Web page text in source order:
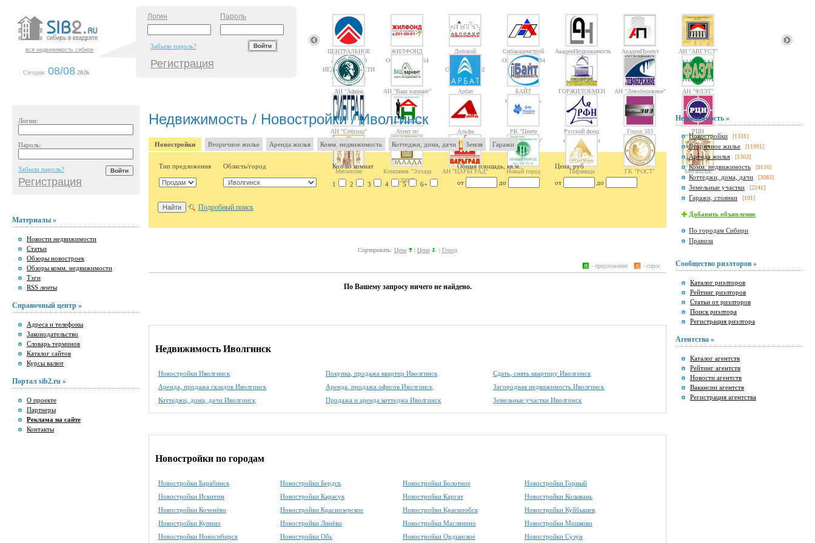
вся недвижимость сибири
Сегодня: 08/08 2026
Логин Пароль
Забыли пароль?
Регистрация
ЦЕНТРАЛЬНОЕ
АГЕНТСТВО
НЕДВИЖИМОСТИ
Объектов: 10
ЖИЛФОНД
Объектов: 14754
Деловой
Новосибирск
Объектов: 1362
Сибакадемстрой
Объектов: 10084
АкадемНедвижимость АкадемПроект АН "АВГУСТ"
АН "Афина
Паллада"
АН "Ваш вариант" Арбат
БАЙТ
недвижимость
ГОРЖИЛОБМЕН АН "Левобережное" АН "ФЛЭТ"
АН "Сибград"
Агент по
Недвижимости
Альфа
РК "Центр
недвижимости"
Русский фонд
недвижимости
Город 383 РЦН
Мегаполис
Компания "Эллада
2000"
АН "ЦАРЬГРАД" Новый город Пирамида ГК "РОСТ" Мегаполис
Логин:
Пароль:
Забыли пароль?
Регистрация
Материалы »
Новости недвижимости
Статьи
Обзоры новостроек
Обзоры комм. недвижимости
Тэги
RSS ленты
Справочный центр »
Адреса и телефоны
Законодательство
Словарь терминов
Каталог сайтов
Курсы валют
Портал sib2.ru »
О проекте
Партнеры
Реклама на сайте
Контакты
Недвижимость / Новостройки / Иволгинск
Новостройки Вторичное жилье Аренда жилья Комм. недвижимость Коттеджи, дома, дачи Земля Гаражи
Тип предложения Область/город Кол-во комнат Общая площадь, кв.м. Цена, руб
1 2 3 4 5 6+ от до от до
Подробный поиск
Сортировать: Цена | Цена | Город
- спрос
- предложение
По Вашему запросу ничего не найдено.
Недвижимость Иволгинск
Новостройки Иволгинск Покупка, продажа квартир Иволгинск
Сдать, снять квартиру Иволгинск
Аренда, продажа складов Иволгинск
Аренда, продажа офисов Иволгинск
Загородная недвижимость Иволгинск
Коттеджи, дома, дачи Иволгинск
Продажа и аренда коттеджа Иволгинск Земельные участки Иволгинск
Новостройки по городам
Новостройки Барабинск Новостройки Бердск Новостройки Болотное
Новостройки Горный
Новостройки Искитим
Новостройки Карасук Новостройки Каргат
Новостройки Колывань
Новостройки Коченёво
Новостройки Краснозерское Новостройки Краснообск
Новостройки Куйбышев
Новостройки Купино
Новостройки Линёво Новостройки Маслянино
Новостройки Мошково
Новостройки Новосибирск
Новостройки Обь Новостройки Ордынское Новостройки Сузун
Недвижимость »
Новостройки [1331]
Вторичное жилье [11991]
Аренда жилья [1362]
Комм. недвижимость [9116]
Коттеджи, дома, дачи [3083]
Земельные участки [2241]
Гаражи, стоянки [191]
Добавить объявление
По городам Сибири
Правила
Сообщество риэлторов »
Каталог риэлторов
Рейтинг риэлторов
Статьи от риэлторов
Поиск риэлтора
Регистрация риэлтора
Агентства »
Каталог агентств
Рейтинг агентств
Новости агентств
Вакансии агентств
Регистрация агентства